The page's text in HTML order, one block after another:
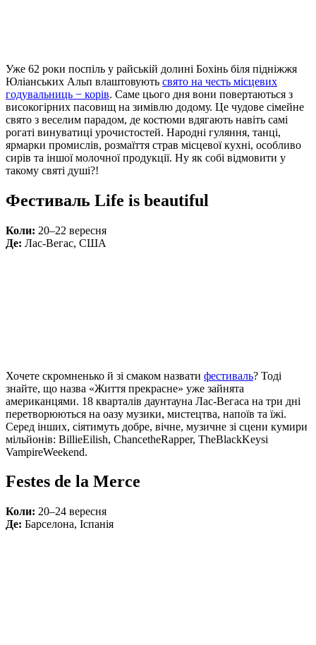
Уже 62 роки поспіль у райській долині Бохінь біля підніжжя
Юліанських Альп влаштовують свято на честь місцевих
годувальниць − корів. Саме цього дня вони повертаються з
високогірних пасовищ на зимівлю додому. Це чудове сімейне
свято з веселим парадом, де костюми вдягають навіть самі
рогаті винуватиці урочистостей. Народні гуляння, танці,
ярмарки промислів, розмаїття страв місцевої кухні, особливо
сирів та іншої молочної продукції. Ну як собі відмовити у
такому святі душі?!
Фестиваль Life is beautiful
Коли: 20–22 вересня
Де: Лас-Вегас, США
Хочете скромненько й зі смаком назвати фестиваль? Тоді
знайте, що назва «Життя прекрасне» уже зайнята
американцями. 18 кварталів даунтауна Лас-Вегаса на три дні
перетворюються на оазу музики, мистецтва, напоїв та їжі.
Серед інших, сіятимуть добре, вічне, музичне зі сцени кумири
мільйонів: BillieEilish, ChancetheRapper, TheBlackKeysі
VampireWeekend.
Festes de la Merce
Коли: 20–24 вересня
Де: Барселона, Іспанія